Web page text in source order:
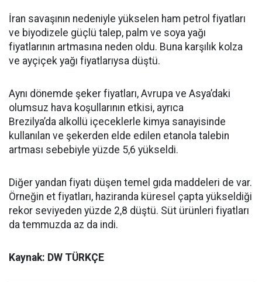
İran savaşının nedeniyle yükselen ham petrol fiyatları
ve biyodizele güçlü talep, palm ve soya yağı
fiyatlarının artmasına neden oldu. Buna karşılık kolza
ve ayçiçek yağı fiyatlarıysa düştü.
Aynı dönemde şeker fiyatları, Avrupa ve Asya’daki
olumsuz hava koşullarının etkisi, ayrıca
Brezilya’da alkollü içeceklerle kimya sanayisinde
kullanılan ve şekerden elde edilen etanola talebin
artması sebebiyle yüzde 5,6 yükseldi.
Diğer yandan fiyatı düşen temel gıda maddeleri de var.
Örneğin et fiyatları, haziranda küresel çapta yükseldiği
rekor seviyeden yüzde 2,8 düştü. Süt ürünleri fiyatları
da temmuzda az da indi.
Kaynak: DW TÜRKÇE